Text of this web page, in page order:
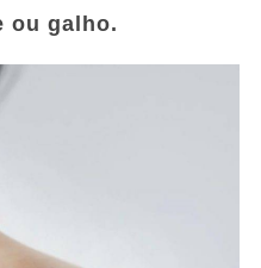
ou galho.